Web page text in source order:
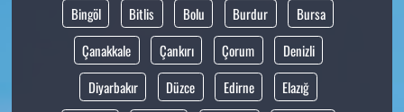
Bingöl
Bitlis Bolu Burdur
Bursa
Çanakkale
Çankırı Çorum
Denizli
Diyarbakır
Düzce Edirne
Elazığ